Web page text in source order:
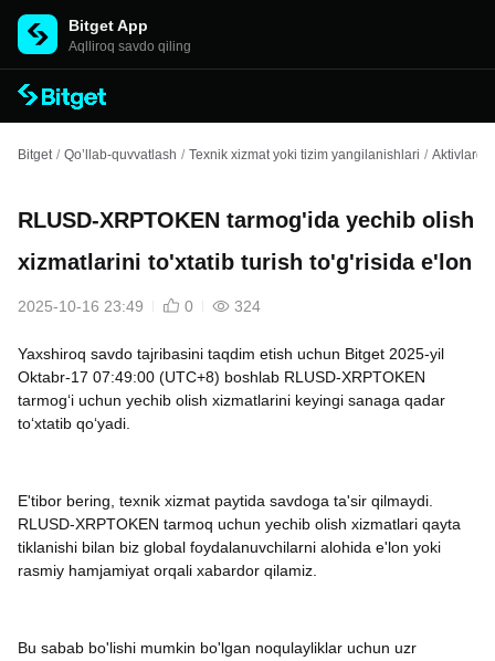
Bitget App
Aqlliroq savdo qiling
Bitget / Qo’llab-quvvatlash / Texnik xizmat yoki tizim yangilanishlari / Aktivlarga
RLUSD-XRPTOKEN tarmog'ida yechib olish
xizmatlarini to'xtatib turish to'g'risida e'lon
2025-10-16 23:49 0 324
Yaxshiroq savdo tajribasini taqdim etish uchun Bitget 2025-yil
Oktabr-17 07:49:00 (UTC+8) boshlab RLUSD-XRPTOKEN
tarmog‘i uchun yechib olish xizmatlarini keyingi sanaga qadar
to‘xtatib qo‘yadi.
E'tibor bering, texnik xizmat paytida savdoga ta'sir qilmaydi.
RLUSD-XRPTOKEN tarmoq uchun yechib olish xizmatlari qayta
tiklanishi bilan biz global foydalanuvchilarni alohida e'lon yoki
rasmiy hamjamiyat orqali xabardor qilamiz.
Bu sabab bo'lishi mumkin bo'lgan noqulayliklar uchun uzr